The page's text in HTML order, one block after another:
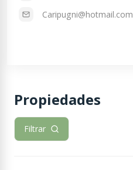
Caripugni@hotmail.com
Propiedades
Filtrar